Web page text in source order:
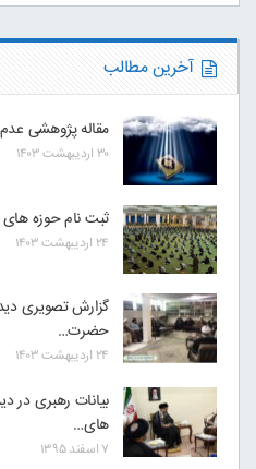
آخرین مطالب
مقاله پژوهشی
۳۰ اردیبهشت ۱۴۰۳
ثبت نام حوزه های
۲۴ اردیبهشت ۱۴۰۳
گزارش تصویری
حضرت…
۲۴ اردیبهشت ۱۴۰۳
بیانات رهبری در
های…
۷ اسفند ۱۳۹۵